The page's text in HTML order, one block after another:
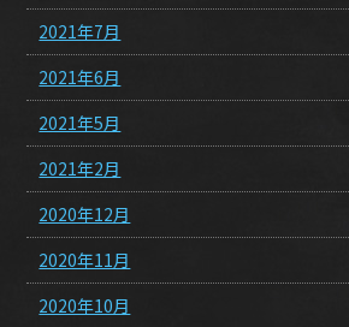
2021年7月
2021年6月
2021年5月
2021年2月
2020年12月
2020年11月
2020年10月